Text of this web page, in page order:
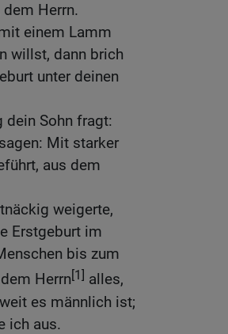
Herrn.
einem Lamm
willst, dann brich
unter deinen
dein Sohn fragt:
Mit starker
aus dem
weigerte,
Erstgeburt im
bis zum
Herrn[1] alles,
es männlich ist;
ich aus.